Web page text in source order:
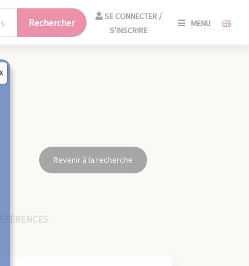
Rechercher
SE CONNECTER /
S'INSCRIRE
MENU
Revenir à la recherche
RÉFÉRENCES
X